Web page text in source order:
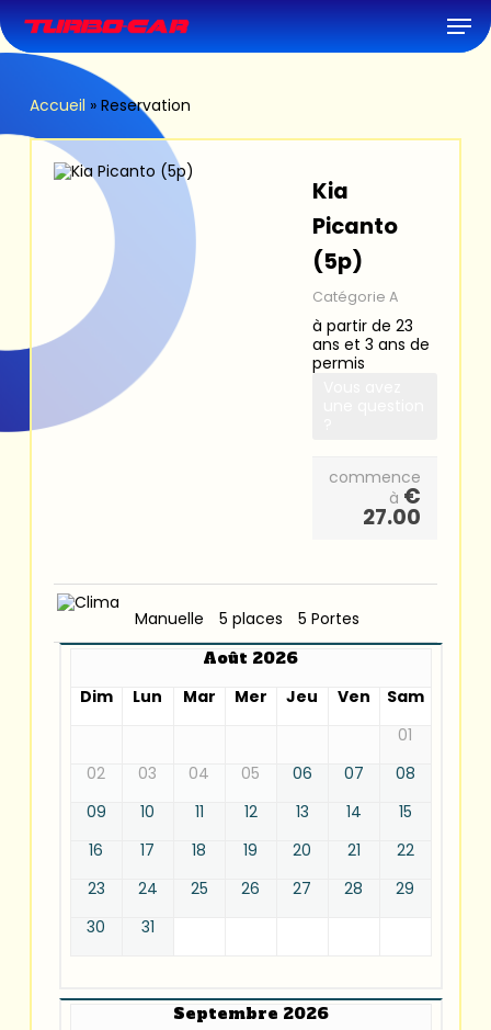
to
main
content
Accueil » Reservation
Kia
Picanto
(5p)
Catégorie A
à partir de 23
ans et 3 ans de
permis
commence
à €
27.00
Manuelle 5 places
5 Portes
Août 2026
Dim
Lun Mar Mer Jeu Ven
Sam
01
02
03 04 05 06 07
08
09
10 11 12 13 14
15
16
17 18 19 20 21
22
23
24 25 26 27 28
29
30
31
Septembre 2026